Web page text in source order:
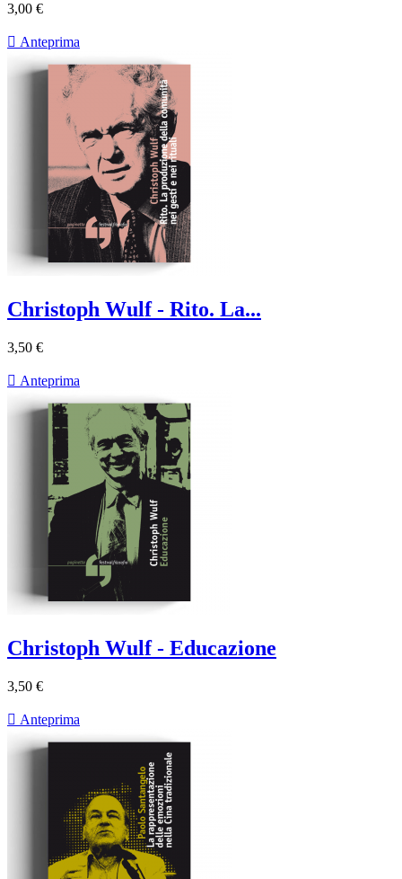
3,00 €
 Anteprima
Christoph Wulf - Rito. La...
3,50 €
 Anteprima
Christoph Wulf - Educazione
3,50 €
 Anteprima